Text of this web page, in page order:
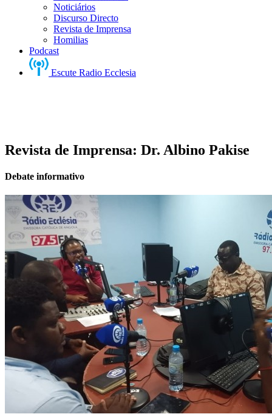
Noticiários
Discurso Directo
Revista de Imprensa
Homilias
Podcast
Escute Radio Ecclesia
Revista de Imprensa: Dr. Albino Pakise
Debate informativo